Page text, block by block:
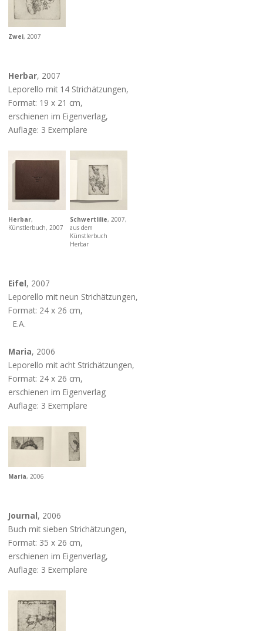
Zwei, 2007
Herbar, 2007
Leporello mit 14 Strichätzungen,
Format: 19 x 21 cm,
erschienen im Eigenverlag,
Auflage: 3 Exemplare
Herbar,
Künstlerbuch, 2007
Schwertlilie, 2007,
aus dem
Künstlerbuch
Herbar
Eifel, 2007
Leporello mit neun Strichätzungen,
Format: 24 x 26 cm,
E.A.
Maria, 2006
Leporello mit acht Strichätzungen,
Format: 24 x 26 cm,
erschienen im Eigenverlag
Auflage: 3 Exemplare
Maria, 2006
Journal, 2006
Buch mit sieben Strichätzungen,
Format: 35 x 26 cm,
erschienen im Eigenverlag,
Auflage: 3 Exemplare